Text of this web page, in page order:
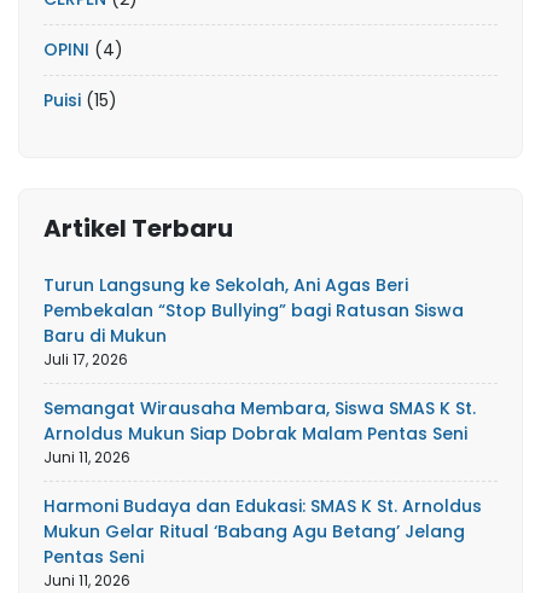
OPINI (4)
Puisi (15)
Artikel Terbaru
Turun Langsung ke Sekolah, Ani Agas Beri
Pembekalan “Stop Bullying” bagi Ratusan Siswa
Baru di Mukun
Juli 17, 2026
Semangat Wirausaha Membara, Siswa SMAS K St.
Arnoldus Mukun Siap Dobrak Malam Pentas Seni
Juni 11, 2026
Harmoni Budaya dan Edukasi: SMAS K St. Arnoldus
Mukun Gelar Ritual ‘Babang Agu Betang’ Jelang
Pentas Seni
Juni 11, 2026